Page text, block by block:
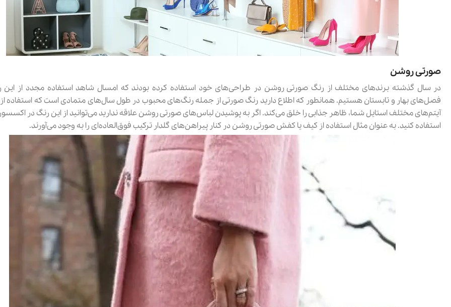
صورتی روشن
در سال گذشته برندهای مختلف از رنگ صورتی روشن در طراحی‌های خود استفاده کرده بودند که امسال شاهد استفاده مجدد از این
فصل‌های بهار و تابستان هستیم. همانطور که اطلاع دارید رنگ صورتی از جمله رنگ‌های محبوب در طول سال‌های متمادی است که استفاده از
آیتم‌های مختلف استایل شما، ظاهر جذابی را خلق می‌کند. اگر به پوشیدن لباس‌های صورتی روشن علاقه ندارید می‌توانید از این رنگ در
استفاده کنید. به عنوان مثال استفاده از کیف یا کفش صورتی روشن در کنار پیراهن‌های گلدار ترکیب فوق‌العاده‌ای را به وجود می‌آورند.